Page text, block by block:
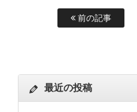
前の記事
最近の投稿